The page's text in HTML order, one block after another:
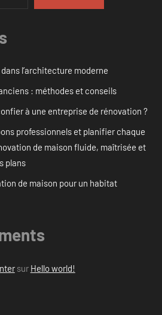
l’architecture moderne
: méthodes et conseils
à une entreprise de rénovation ?
professionnels et planifier chaque
de maison fluide, maîtrisée et
plans
de maison pour un habitat
sur Hello world!